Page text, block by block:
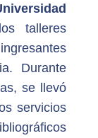
talleres
Durante
se llevó
servicios